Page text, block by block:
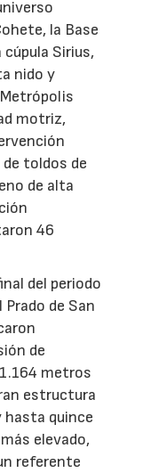
la Base
cúpula Sirius,
nido y
motriz,
toldos de
de alta
46
del periodo
de San
de
metros
estructura
quince
elevado,
referente